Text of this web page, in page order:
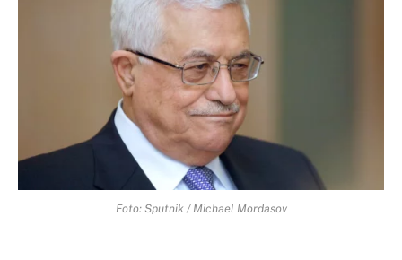
Foto: Sputnik / Michael Mordasov